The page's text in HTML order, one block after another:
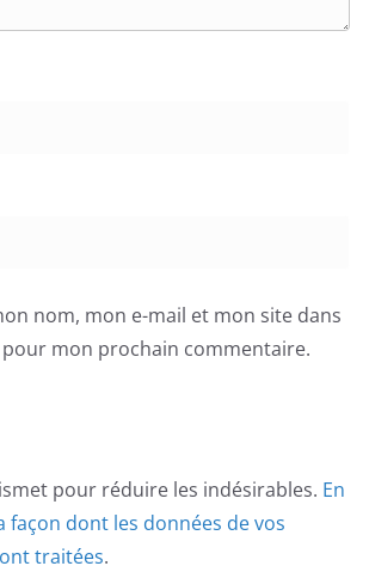
nom, mon e-mail et mon site dans
mon prochain commentaire.
pour réduire les indésirables. En
façon dont les données de vos
traitées.